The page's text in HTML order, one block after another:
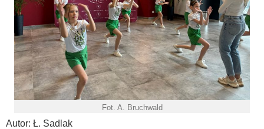
Fot. A. Bruchwald
Autor: Ł. Sadlak